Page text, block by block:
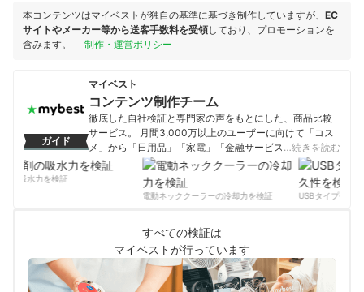
本コンテンツはマイベストが独自の基準に基づき制作していますが、 EC
サイトやメーカー等から送客手数料を受領しており、プロモーションを
含みます。
制作・運営ポリシー
ガイド
マイベスト
コンテンツ制作チーム
徹底した自社検証と専門家の声をもとにした、商品比較
サービス。 月間3,000万以上のユーザーに向けて「コス
メ」から「日用品」「家電」「金融サービス」まで、ベ
ストな商品を選んでもらうために、毎日コンテンツを制
コンテンツ制作チームのプロフィール
…続きを読む
の吸水力を検証
電動ネッククーラーの冷却力を検証
USBタイプCケー
すべての検証は
マイベストが行っています